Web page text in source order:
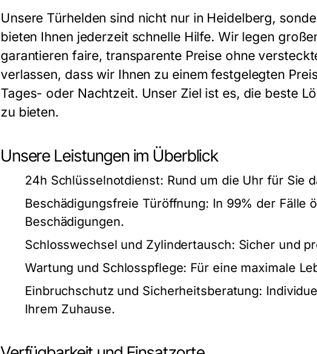
Unsere Türhelden sind nicht nur in Heidelberg,
bieten Ihnen jederzeit schnelle Hilfe. Wir legen
garantieren faire, transparente Preise ohne
verlassen, dass wir Ihnen zu einem festgelegten
Tages- oder Nachtzeit. Unser Ziel ist es, die beste
zu bieten.
Unsere Leistungen im Überblick
24h Schlüsselnotdienst: Rund um die Uhr für Sie
Beschädigungsfreie Türöffnung: In 99% der Fälle
Beschädigungen.
Schlosswechsel und Zylindertausch: Sicher und
Wartung und Schlosspflege: Für eine maximale
Einbruchschutz und Sicherheitsberatung:
Ihrem Zuhause.